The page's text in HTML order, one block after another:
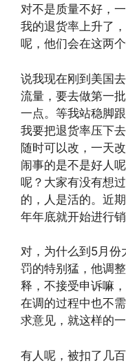
对不是质量不好，
我的退货率上升了
呢，他们会在这两
说我现在刚到美国
流量，要去做第一
一点。等我站稳脚
我要把退货率压下
随时可以改，一天
闹事的是不是好人
呢？大家有没有想
的，人是活的。近
年年底就开始进行
对，为什么到5月份
罚的特别猛，他调
释，不接受申诉嘛
在调的过程中也不
求意见，就这样的
有人呢，被扣了几